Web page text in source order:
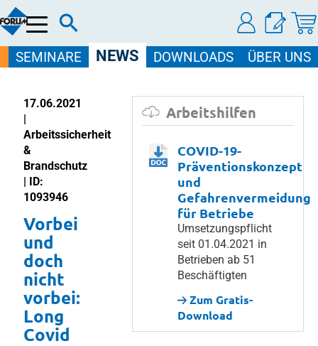
Menü
SEMINARE NEWS DOWNLOADS ÜBER UNS
17.06.2021
|
Arbeitssicherheit
&
Brandschutz
| ID:
1093946
Vorbei
und
doch
nicht
vorbei:
Long
Covid
Arbeitshilfen
COVID-19-
Präventionskonzept
und
Gefahrenvermeidung
für Betriebe
Umsetzungspflicht
seit 01.04.2021 in
Betrieben ab 51
Beschäftigten
Zum Gratis-
Download